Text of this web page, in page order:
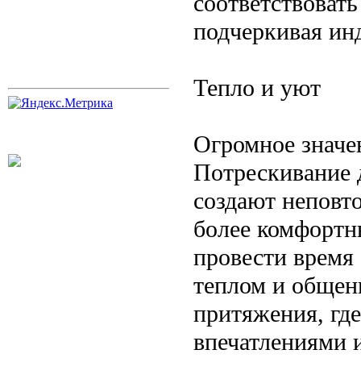
подчеркивая
Тепло и уют
Огромное
Потрескивание
создают
более
провести
теплом и
притяжения,
впечатлениями